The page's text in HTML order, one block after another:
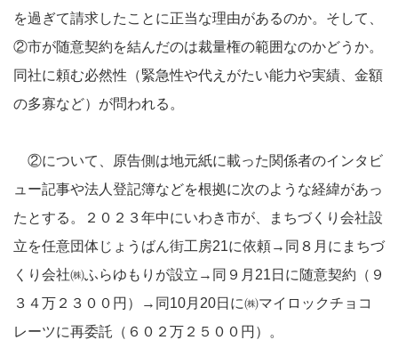
を過ぎて請求したことに正当な理由があるのか。そして、
②市が随意契約を結んだのは裁量権の範囲なのかどうか。
同社に頼む必然性（緊急性や代えがたい能力や実績、金額
の多寡など）が問われる。
②について、原告側は地元紙に載った関係者のインタビ
ュー記事や法人登記簿などを根拠に次のような経緯があっ
たとする。２０２３年中にいわき市が、まちづくり会社設
立を任意団体じょうばん街工房21に依頼→同８月にまちづ
くり会社㈱ふらゆもりが設立→同９月21日に随意契約（９
３４万２３００円）→同10月20日に㈱マイロックチョコ
レーツに再委託（６０２万２５００円）。